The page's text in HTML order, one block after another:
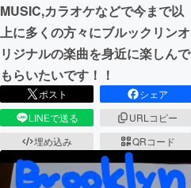
MUSIC,カラオケなどで今まで以
上に多くの方々にブルックリンオ
リジナルの楽曲を身近に楽しんで
もらいたいです！！
ポスト
シェア
LINEで送る
URLコピー
埋め込み
QRコード